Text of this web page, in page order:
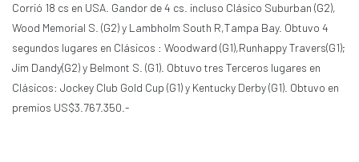
Corrió 18 cs en USA. Gandor de 4 cs. incluso Clásico Suburban (G2),
Wood Memorial S. (G2) y Lambholm South R,Tampa Bay. Obtuvo 4
segundos lugares en Clásicos : Woodward (G1),Runhappy Travers(G1);
Jim Dandy(G2) y Belmont S. (G1). Obtuvo tres Terceros lugares en
Clásicos: Jockey Club Gold Cup (G1) y Kentucky Derby (G1). Obtuvo en
premios US$3.767.350.-